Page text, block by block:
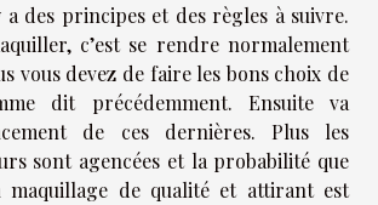
des principes et des règles à suivre.
c’est se rendre normalement
vous devez de faire les bons choix de
dit précédemment. Ensuite va
de ces dernières. Plus les
sont agencées et la probabilité que
maquillage de qualité et attirant est